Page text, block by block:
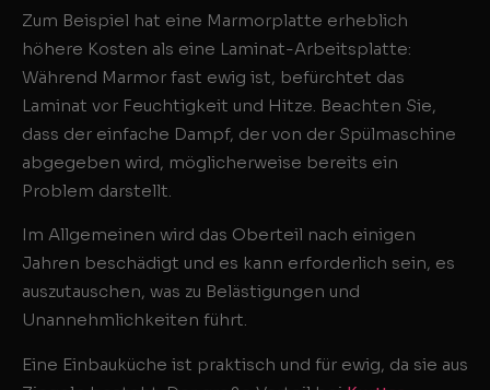
Zum Beispiel hat eine Marmorplatte erheblich
höhere Kosten als eine Laminat-Arbeitsplatte:
Während Marmor fast ewig ist, befürchtet das
Laminat vor Feuchtigkeit und Hitze. Beachten Sie,
dass der einfache Dampf, der von der Spülmaschine
abgegeben wird, möglicherweise bereits ein
Problem darstellt.
Im Allgemeinen wird das Oberteil nach einigen
Jahren beschädigt und es kann erforderlich sein, es
auszutauschen, was zu Belästigungen und
Unannehmlichkeiten führt.
Eine Einbauküche ist praktisch und für ewig, da sie aus